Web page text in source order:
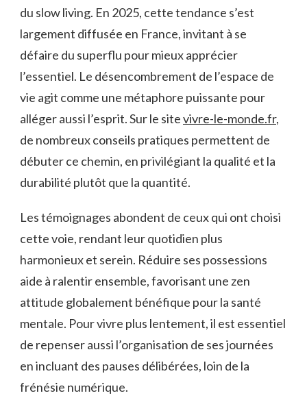
du slow living. En 2025, cette tendance s’est
largement diffusée en France, invitant à se
défaire du superflu pour mieux apprécier
l’essentiel. Le désencombrement de l’espace de
vie agit comme une métaphore puissante pour
alléger aussi l’esprit. Sur le sitevivre-le-monde.fr,
de nombreux conseils pratiques permettent de
débuter ce chemin, en privilégiant la qualité et la
durabilité plutôt que la quantité.
Les témoignages abondent de ceux qui ont choisi
cette voie, rendant leur quotidien plus
harmonieux et serein. Réduire ses possessions
aide à ralentir ensemble, favorisant une zen
attitude globalement bénéfique pour la santé
mentale. Pour vivre plus lentement, il est essentiel
de repenser aussi l’organisation de ses journées
en incluant des pauses délibérées, loin de la
frénésie numérique.